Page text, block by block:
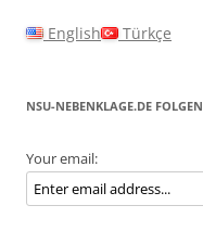
English Türkçe
NSU-NEBENKLAGE.DE FOLGEN
Your email: